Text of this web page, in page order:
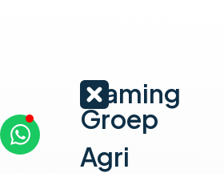
Vlaming
Groep
Agri
Vlaming Agri